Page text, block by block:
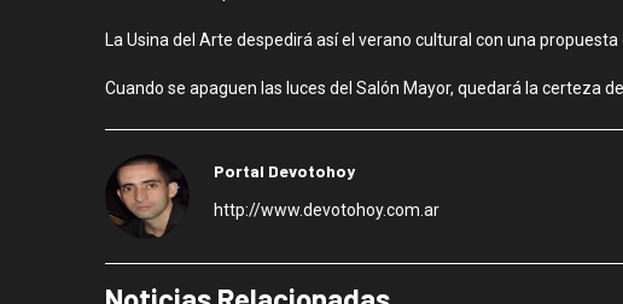
La Usina del Arte despedirá así el verano cultural con una
Cuando se apaguen las luces del Salón Mayor, quedará la certeza
Portal Devotohoy
http://www.devotohoy.com.ar